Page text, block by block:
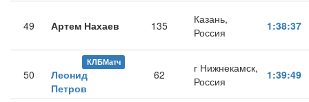
49 Артем Нахаев 135
Казань,
Россия
1:38:37
50
КЛБМатч
Леонид
Петров
62
г Нижнекамск,
Россия
1:39:49